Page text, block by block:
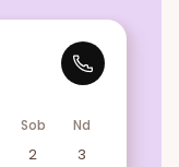
Sob Nd
2
3